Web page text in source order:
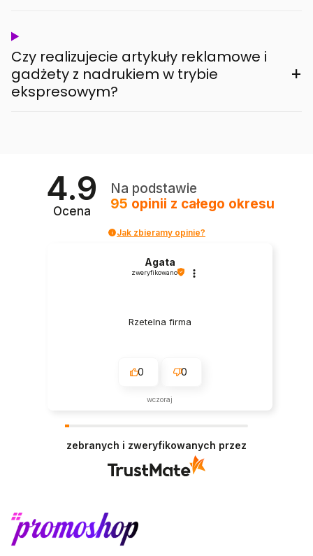
Czy realizujecie artykuły reklamowe i
gadżety z nadrukiem w trybie
ekspresowym?
+
4.9
Ocena
Na podstawie
95 opinii z całego okresu
Jak zbieramy opinie?
Agata
zweryfikowano
Rzetelna firma
0 0
wczoraj
zebranych i zweryfikowanych przez